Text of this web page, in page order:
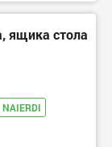
ящика стола
NAIERDI